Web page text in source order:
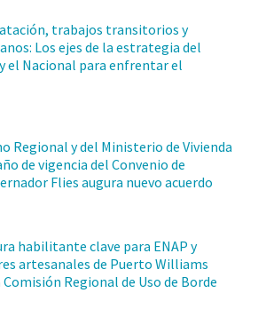
trabajos transitorios y
Los ejes de la estrategia del
el Nacional para enfrentar el
Regional y del Ministerio de Vivienda
de vigencia del Convenio de
Flies augura nuevo acuerdo
habilitante clave para ENAP y
artesanales de Puerto Williams
Regional de Uso de Borde